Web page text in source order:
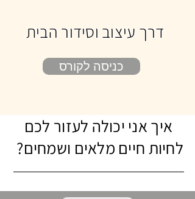
דרך עיצוב וסידור הבית
כניסה לקורס
איך אני יכולה לעזור לכם
לחיות חיים מלאים ושמחים?